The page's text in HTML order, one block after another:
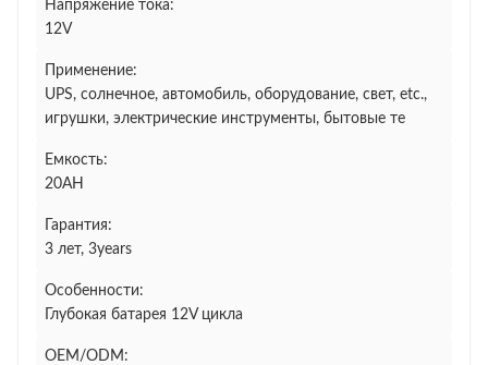
Напряжение тока:
12V
Применение:
UPS, солнечное, автомобиль, оборудование, свет, etc.,
игрушки, электрические инструменты, бытовые те
Емкость:
20AH
Гарантия:
3 лет, 3years
Особенности:
Глубокая батарея 12V цикла
OEM/ODM: